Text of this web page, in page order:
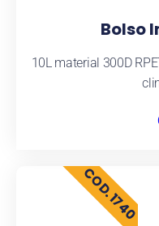
Bolso
10L material 300D
COD. 1740